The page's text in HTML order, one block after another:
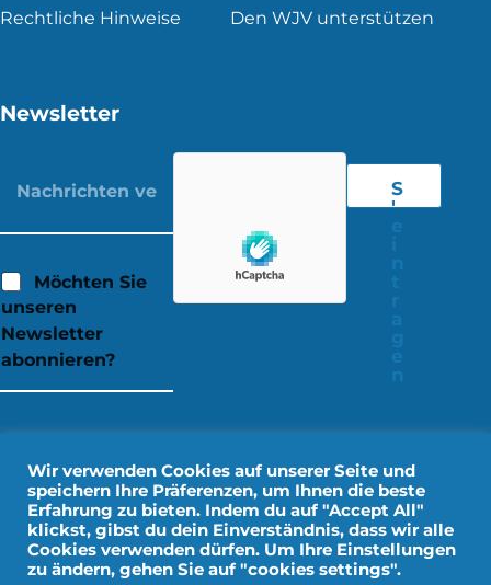
Rechtliche Hinweise Den WJV unterstützen
Newsletter
Möchten Sie
unseren
Newsletter
abonnieren?
S
'
Rechtliche Hinweise
Wir verwenden Cookies auf unserer Seite und
speichern Ihre Präferenzen, um Ihnen die beste
Erfahrung zu bieten. Indem du auf "Accept All"
klickst, gibst du dein Einverständnis, dass wir alle
Cookies verwenden dürfen. Um Ihre Einstellungen
zu ändern, gehen Sie auf "cookies settings".